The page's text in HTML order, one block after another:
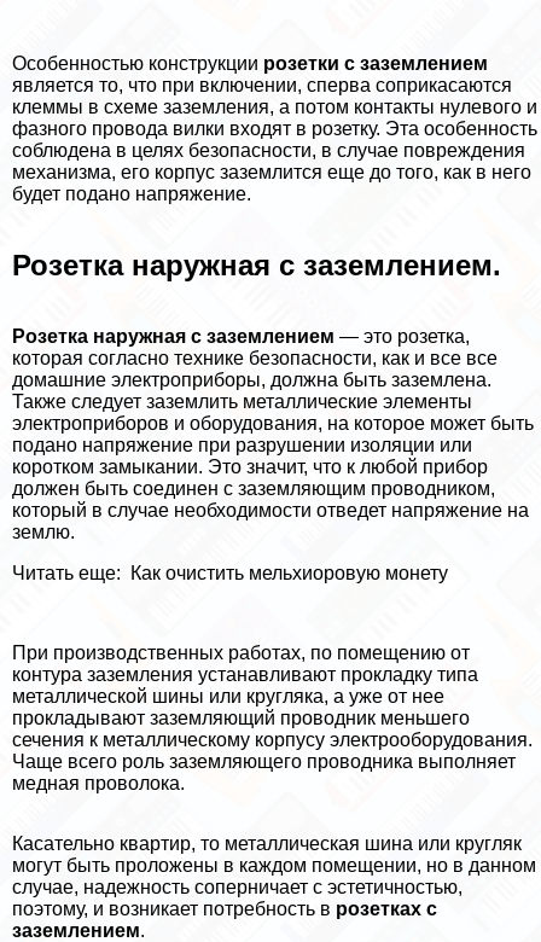
Особенностью конструкции розетки с заземлением
является то, что при включении, сперва соприкасаются
клеммы в схеме заземления, а потом контакты нулевого и
фазного провода вилки входят в розетку. Эта особенность
соблюдена в целях безопасности, в случае повреждения
механизма, его корпус заземлится еще до того, как в него
будет подано напряжение.
Розетка наружная с заземлением.
Розетка наружная с заземлением — это розетка,
которая согласно технике безопасности, как и все все
домашние электроприборы, должна быть заземлена.
Также следует заземлить металлические элементы
электроприборов и оборудования, на которое может быть
подано напряжение при разрушении изоляции или
коротком замыкании. Это значит, что к любой прибор
должен быть соединен с заземляющим проводником,
который в случае необходимости отведет напряжение на
землю.
Читать еще:
Как очистить мельхиоровую монету
При производственных работах, по помещению от
контура заземления устанавливают прокладку типа
металлической шины или кругляка, а уже от нее
прокладывают заземляющий проводник меньшего
сечения к металлическому корпусу электрооборудования.
Чаще всего роль заземляющего проводника выполняет
медная проволока.
Касательно квартир, то металлическая шина или кругляк
могут быть проложены в каждом помещении, но в данном
случае, надежность соперничает с эстетичностью,
поэтому, и возникает потребность в розетках с
заземлением.